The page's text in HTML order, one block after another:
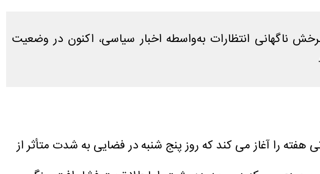
ناگهانی انتظارات به‌واسطه اخبار سیاسی، اکنون در وضعیت
هفته را آغاز می کند که روز پنج شنبه در فضایی به شدت متأثر از